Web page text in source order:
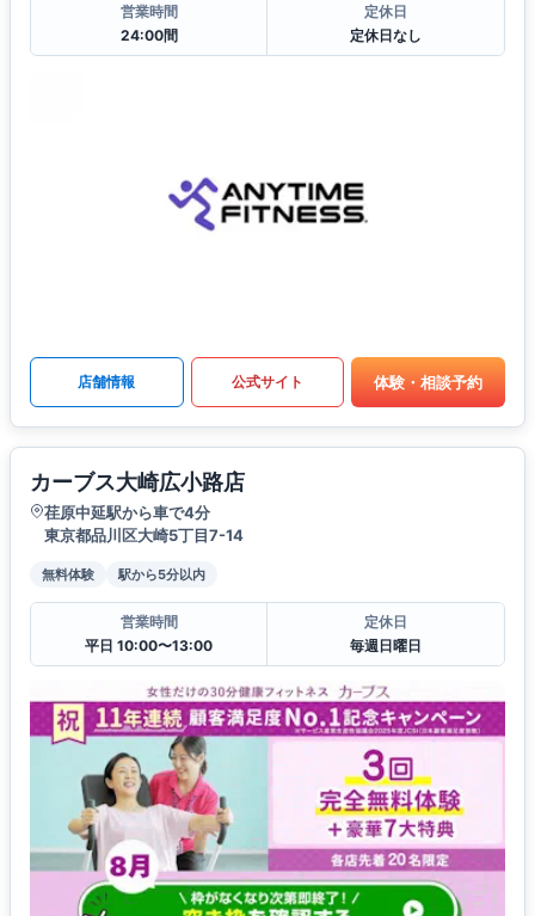
営業時間
24:00間
定休日
定休日なし
店舗情報 公式サイト 体験・相談予約
カーブス大崎広小路店
荏原中延駅から車で4分
東京都品川区大崎5丁目7-14
無料体験 駅から5分以内
営業時間
平日 10:00〜13:00
定休日
毎週日曜日